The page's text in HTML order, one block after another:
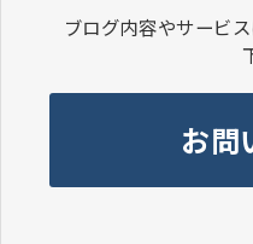
ブログ内容やサービ
お問